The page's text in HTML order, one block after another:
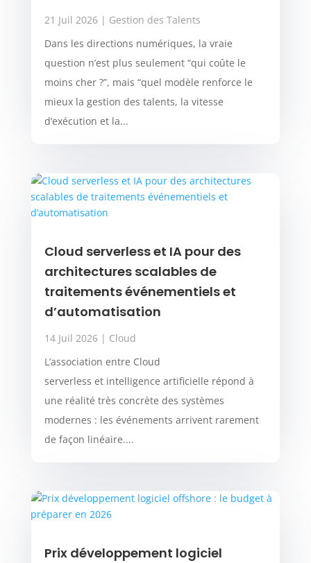
21 Juil 2026| Gestion des Talents
Dans les directions numériques, la vraie
question n’est plus seulement “qui coûte le
moins cher ?”, mais “quel modèle renforce le
mieux la gestion des talents, la vitesse
d’exécution et la...
Cloud serverless et IA pour des
architectures scalables de
traitements événementiels et
d’automatisation
14 Juil 2026| Cloud
L’association entre Cloud
serverless et intelligence artificielle répond à
une réalité très concrète des systèmes
modernes : les événements arrivent rarement
de façon linéaire....
Prix développement logiciel